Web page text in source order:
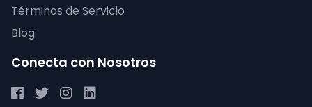
Términos de Servicio
Blog
Conecta con Nosotros